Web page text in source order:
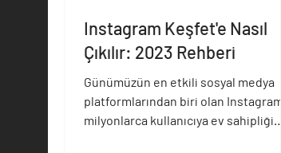
Instagram Keşfet'e Nasıl
Çıkılır: 2023 Rehberi
Günümüzün en etkili sosyal medya
platformlarından biri olan Instagram,
milyonlarca kullanıcıya ev sahipliği